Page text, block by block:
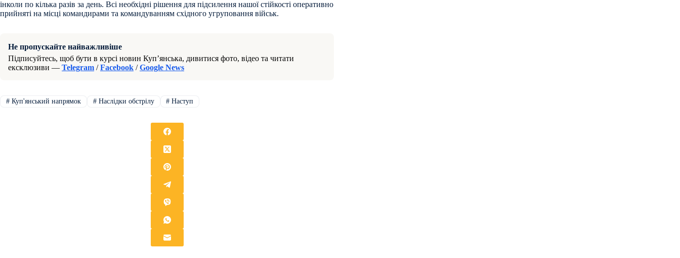
інколи по кілька разів за день. Всі необхідні рішення для підсилення нашої стійкості оперативно
прийняті на місці командирами та командуванням східного угруповання військ.
Не пропускайте найважливіше
Підписуйтесь, щоб бути в курсі новин Куп’янська, дивитися фото, відео та читати
ексклюзиви — Telegram /Facebook /Google News
#Куп'янський напрямок #Наслідки обстрілу # Наступ